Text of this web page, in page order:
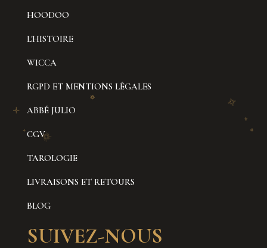
HOODOO
L'HISTOIRE
WICCA
RGPD ET MENTIONS LÉGALES
ABBÉ JULIO
CGV
TAROLOGIE
LIVRAISONS ET RETOURS
BLOG
SUIVEZ-NOUS